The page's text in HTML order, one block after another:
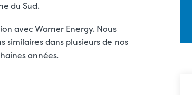
du Sud.
avec Warner Energy. Nous
dans plusieurs de nos
années.